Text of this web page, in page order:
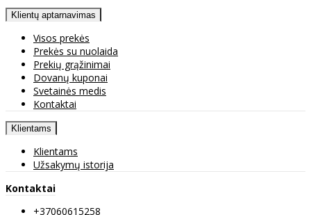
Klientų aptarnavimas
Visos prekės
Prekės su nuolaida
Prekių grąžinimai
Dovanų kuponai
Svetainės medis
Kontaktai
Klientams
Klientams
Užsakymų istorija
Kontaktai
+37060615258